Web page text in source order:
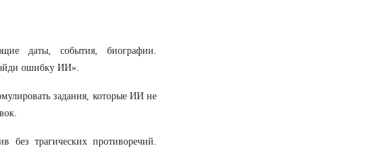
даты, события, биографии.
ошибку ИИ».
задания, которые ИИ не
без трагических противоречий.